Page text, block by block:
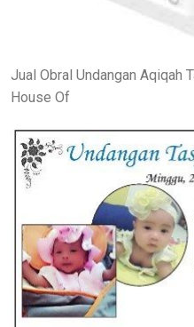
Jual Obral Undangan Aqiqah
House Of